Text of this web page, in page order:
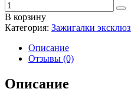
В корзину
Категория: Зажигалки
Описание
Отзывы (0)
Описание